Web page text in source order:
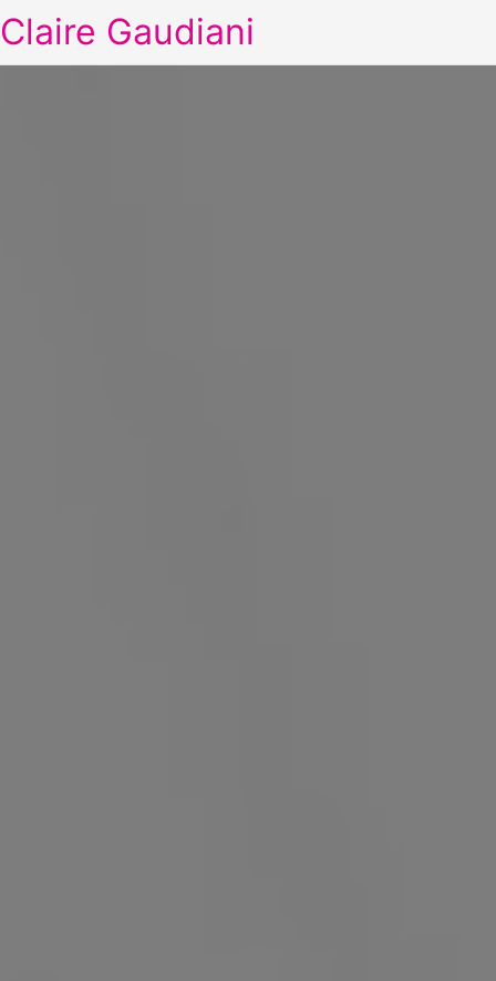
Claire Gaudiani